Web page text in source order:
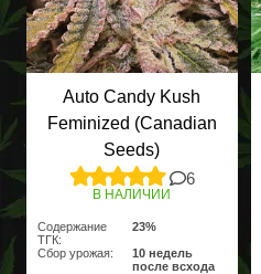
Auto Candy Kush
Feminized (Canadian
Seeds)
6
В НАЛИЧИИ
Содержание
ТГК:
23%
Сбор урожая:
10 недель
после всхода